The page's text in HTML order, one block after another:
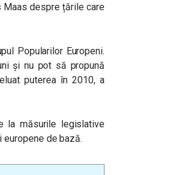
Maas despre țările care
Popularilor Europeni.
și nu pot să propună
puterea în 2010, a
la măsurile legislative
de bază.